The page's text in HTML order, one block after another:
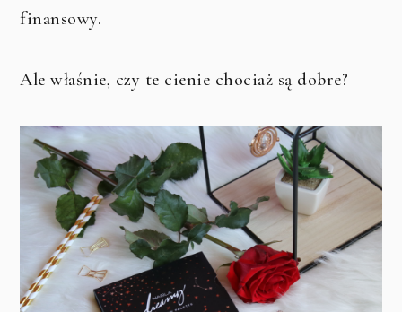
finansowy.
Ale właśnie, czy te cienie chociaż są dobre?